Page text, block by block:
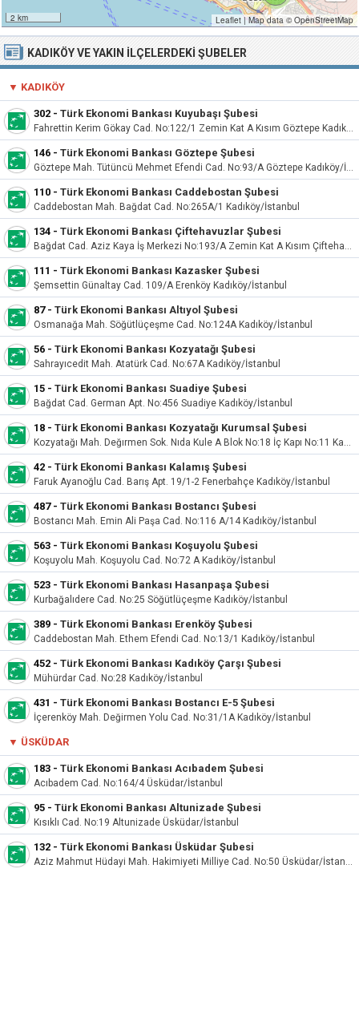
2 km Leaflet |Map data ©OpenStreetMap
KADIKÖY VE YAKIN İLÇELERDEKI ŞUBELER
▼ KADIKÖY
302 - Türk Ekonomi Bankası Kuyubaşı Şubesi
Fahrettin Kerim Gökay Cad. No:122/1 Zemin Kat A Kısım Göztepe Kadıköy/İstanbul
146 - Türk Ekonomi Bankası Göztepe Şubesi
Göztepe Mah. Tütüncü Mehmet Efendi Cad. No:93/A Göztepe Kadıköy/İstanbul
110 - Türk Ekonomi Bankası Caddebostan Şubesi
Caddebostan Mah. Bağdat Cad. No:265A/1 Kadıköy/İstanbul
134 - Türk Ekonomi Bankası Çiftehavuzlar Şubesi
Bağdat Cad. Aziz Kaya İş Merkezi No:193/A Zemin Kat A Kısım Çiftehavuzlar Kadıköy/İstanbul
111 - Türk Ekonomi Bankası Kazasker Şubesi
Şemsettin Günaltay Cad. 109/A Erenköy Kadıköy/İstanbul
87- Türk Ekonomi Bankası Altıyol Şubesi
Osmanağa Mah. Söğütlüçeşme Cad. No:124A Kadıköy/İstanbul
56 - Türk Ekonomi Bankası Kozyatağı Şubesi
Sahrayıcedit Mah. Atatürk Cad. No:67A Kadıköy/İstanbul
15 - Türk Ekonomi Bankası Suadiye Şubesi
Bağdat Cad. German Apt. No:456 Suadiye Kadıköy/İstanbul
18 - Türk Ekonomi Bankası Kozyatağı Kurumsal Şubesi
Kozyatağı Mah. Değırmen Sok. Nıda Kule A Blok No:18 İç Kapı No:11 Kadıköy/İstanbul
42 - Türk Ekonomi Bankası Kalamış Şubesi
Faruk Ayanoğlu Cad. Barış Apt. 19/1-2 Fenerbahçe Kadıköy/İstanbul
487- Türk Ekonomi Bankası Bostancı Şubesi
Bostancı Mah. Emin Ali Paşa Cad. No:116 A/14 Kadıköy/İstanbul
563 - Türk Ekonomi Bankası Koşuyolu Şubesi
Koşuyolu Mah. Koşuyolu Cad. No:72 A Kadıköy/İstanbul
523 - Türk Ekonomi Bankası Hasanpaşa Şubesi
Kurbağalıdere Cad. No:25 Söğütlüçeşme Kadıköy/İstanbul
389 - Türk Ekonomi Bankası Erenköy Şubesi
Caddebostan Mah. Ethem Efendi Cad. No:13/1 Kadıköy/İstanbul
452 - Türk Ekonomi Bankası Kadıköy Çarşı Şubesi
Mühürdar Cad. No:28 Kadıköy/İstanbul
431 - Türk Ekonomi Bankası Bostancı E-5 Şubesi
İçerenköy Mah. Değirmen Yolu Cad. No:31/1A Kadıköy/İstanbul
▼ ÜSKÜDAR
183 - Türk Ekonomi Bankası Acıbadem Şubesi
Acıbadem Cad. No:164/4 Üsküdar/İstanbul
95 - Türk Ekonomi Bankası Altunizade Şubesi
Kısıklı Cad. No:19 Altunizade Üsküdar/İstanbul
132 - Türk Ekonomi Bankası Üsküdar Şubesi
Aziz Mahmut Hüdayi Mah. Hakimiyeti Milliye Cad. No:50 Üsküdar/İstanbul